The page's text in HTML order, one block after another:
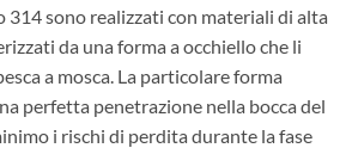
314 sono realizzati con materiali di alta
da una forma a occhiello che li
a mosca. La particolare forma
perfetta penetrazione nella bocca del
i rischi di perdita durante la fase